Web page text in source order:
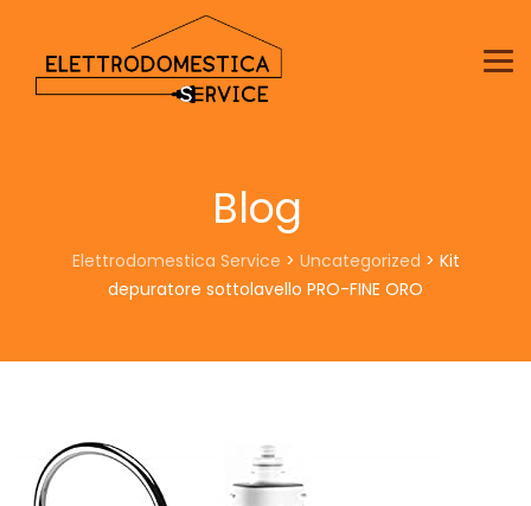
Blog
Elettrodomestica Service > Uncategorized > Kit
depuratore sottolavello PRO-FINE ORO